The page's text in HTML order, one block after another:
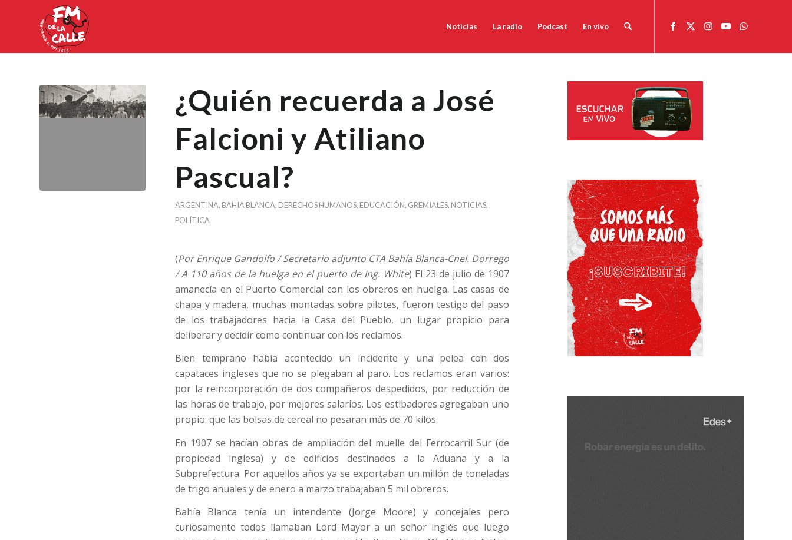
Noticias La radio Podcast En vivo
¿Quién recuerda a José
Falcioni y Atiliano
Pascual?
ARGENTINA, BAHIA BLANCA, DERECHOS HUMANOS, EDUCACIÓN, GREMIALES, NOTICIAS,
POLÍTICA
(Por Enrique Gandolfo / Secretario adjunto CTA Bahía Blanca-Cnel. Dorrego
/ A 110 años de la huelga en el puerto de Ing. White) El 23 de julio de 1907
amanecía en el Puerto Comercial con los obreros en huelga. Las casas de
chapa y madera, muchas montadas sobre pilotes, fueron testigo del paso
de los trabajadores hacia la Casa del Pueblo, un lugar propicio para
deliberar y decidir como continuar con los reclamos.
Bien temprano había acontecido un incidente y una pelea con dos
capataces ingleses que no se plegaban al paro. Los reclamos eran varios:
por la reincorporación de dos compañeros despedidos, por reducción de
las horas de trabajo, por mejores salarios. Los estibadores agregaban uno
propio: que las bolsas de cereal no pesaran más de 70 kilos.
En 1907 se hacían obras de ampliación del muelle del Ferrocarril Sur (de
propiedad inglesa) y de edificios destinados a la Aduana y a la
Subprefectura. Por aquellos años ya se exportaban un millón de toneladas
de trigo anuales y de enero a marzo trabajaban 5 mil obreros.
Bahía Blanca tenía un intendente (Jorge Moore) y concejales pero
curiosamente todos llamaban Lord Mayor a un señor inglés que luego